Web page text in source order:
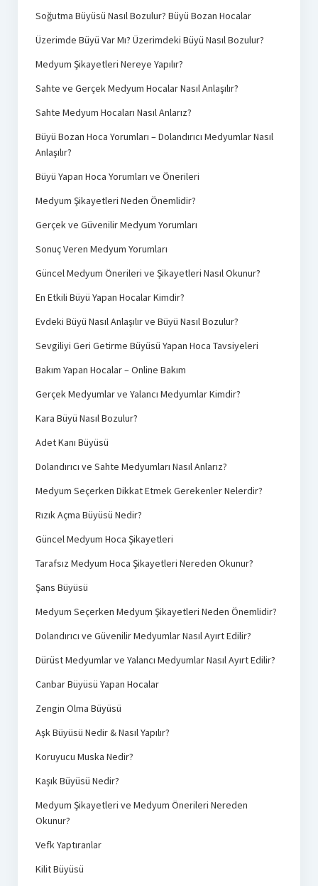
Soğutma Büyüsü Nasıl Bozulur? Büyü Bozan Hocalar
Üzerimde Büyü Var Mı? Üzerimdeki Büyü Nasıl Bozulur?
Medyum Şikayetleri Nereye Yapılır?
Sahte ve Gerçek Medyum Hocalar Nasıl Anlaşılır?
Sahte Medyum Hocaları Nasıl Anlarız?
Büyü Bozan Hoca Yorumları – Dolandırıcı Medyumlar Nasıl
Anlaşılır?
Büyü Yapan Hoca Yorumları ve Önerileri
Medyum Şikayetleri Neden Önemlidir?
Gerçek ve Güvenilir Medyum Yorumları
Sonuç Veren Medyum Yorumları
Güncel Medyum Önerileri ve Şikayetleri Nasıl Okunur?
En Etkili Büyü Yapan Hocalar Kimdir?
Evdeki Büyü Nasıl Anlaşılır ve Büyü Nasıl Bozulur?
Sevgiliyi Geri Getirme Büyüsü Yapan Hoca Tavsiyeleri
Bakım Yapan Hocalar – Online Bakım
Gerçek Medyumlar ve Yalancı Medyumlar Kimdir?
Kara Büyü Nasıl Bozulur?
Adet Kanı Büyüsü
Dolandırıcı ve Sahte Medyumları Nasıl Anlarız?
Medyum Seçerken Dikkat Etmek Gerekenler Nelerdir?
Rızık Açma Büyüsü Nedir?
Güncel Medyum Hoca Şikayetleri
Tarafsız Medyum Hoca Şikayetleri Nereden Okunur?
Şans Büyüsü
Medyum Seçerken Medyum Şikayetleri Neden Önemlidir?
Dolandırıcı ve Güvenilir Medyumlar Nasıl Ayırt Edilir?
Dürüst Medyumlar ve Yalancı Medyumlar Nasıl Ayırt Edilir?
Canbar Büyüsü Yapan Hocalar
Zengin Olma Büyüsü
Aşk Büyüsü Nedir & Nasıl Yapılır?
Koruyucu Muska Nedir?
Kaşık Büyüsü Nedir?
Medyum Şikayetleri ve Medyum Önerileri Nereden
Okunur?
Vefk Yaptıranlar
Kilit Büyüsü